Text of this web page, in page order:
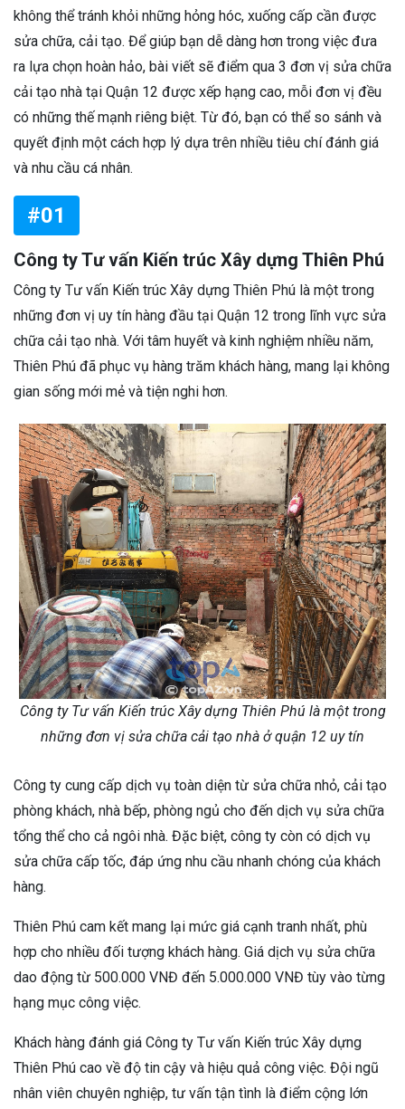
không thể tránh khỏi những hỏng hóc, xuống cấp cần được
sửa chữa, cải tạo. Để giúp bạn dễ dàng hơn trong việc đưa
ra lựa chọn hoàn hảo, bài viết sẽ điểm qua 3 đơn vị sửa chữa
cải tạo nhà tại Quận 12 được xếp hạng cao, mỗi đơn vị đều
có những thế mạnh riêng biệt. Từ đó, bạn có thể so sánh và
quyết định một cách hợp lý dựa trên nhiều tiêu chí đánh giá
và nhu cầu cá nhân.
#01
Công ty Tư vấn Kiến trúc Xây dựng Thiên Phú
Công ty Tư vấn Kiến trúc Xây dựng Thiên Phú là một trong
những đơn vị uy tín hàng đầu tại Quận 12 trong lĩnh vực sửa
chữa cải tạo nhà. Với tâm huyết và kinh nghiệm nhiều năm,
Thiên Phú đã phục vụ hàng trăm khách hàng, mang lại không
gian sống mới mẻ và tiện nghi hơn.
Công ty Tư vấn Kiến trúc Xây dựng Thiên Phú là một trong
những đơn vị sửa chữa cải tạo nhà ở quận 12 uy tín
Công ty cung cấp dịch vụ toàn diện từ sửa chữa nhỏ, cải tạo
phòng khách, nhà bếp, phòng ngủ cho đến dịch vụ sửa chữa
tổng thể cho cả ngôi nhà. Đặc biệt, công ty còn có dịch vụ
sửa chữa cấp tốc, đáp ứng nhu cầu nhanh chóng của khách
hàng.
Thiên Phú cam kết mang lại mức giá cạnh tranh nhất, phù
hợp cho nhiều đối tượng khách hàng. Giá dịch vụ sửa chữa
dao động từ 500.000 VNĐ đến 5.000.000 VNĐ tùy vào từng
hạng mục công việc.
Khách hàng đánh giá Công ty Tư vấn Kiến trúc Xây dựng
Thiên Phú cao về độ tin cậy và hiệu quả công việc. Đội ngũ
nhân viên chuyên nghiệp, tư vấn tận tình là điểm cộng lớn